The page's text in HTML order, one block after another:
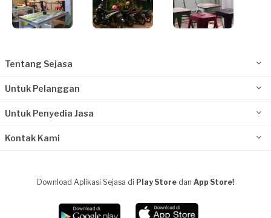
Tentang Sejasa
Untuk Pelanggan
Untuk Penyedia Jasa
Kontak Kami
Download Aplikasi Sejasa di Play Store dan App Store!